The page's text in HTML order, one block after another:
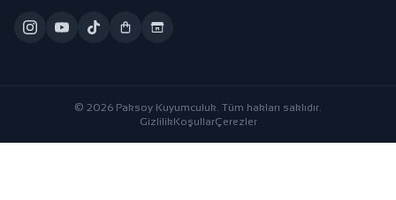
© 2026 Paksoy Kuyumculuk. Tüm hakları saklıdır.
GizlilikKoşullarÇerezler